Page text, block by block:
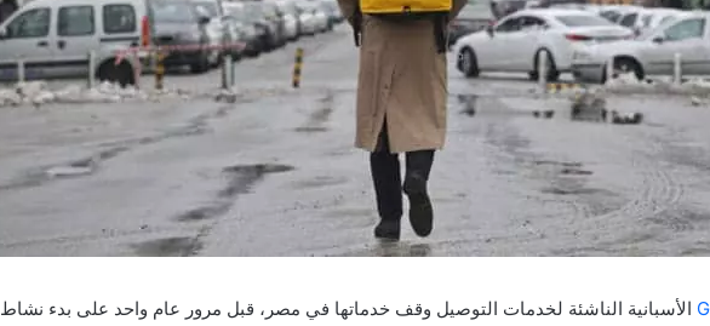
الأسبانية الناشئة لخدمات التوصيل وقف خدماتها في مصر، قبل مرور عام واحد على بدء نشاط